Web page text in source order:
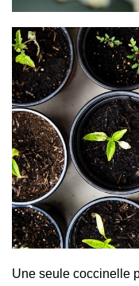
Une seule coccinelle